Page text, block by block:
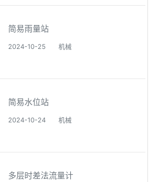
简易雨量站
2024-10-25 机械
简易水位站
2024-10-24 机械
多层时差法流量计